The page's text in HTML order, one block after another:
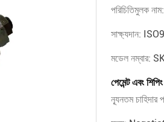
পরিচিতিমুলক নাম:
সাক্ষ্যদান:
মডেল নম্বার:
পেমেন্ট এবং
ন্যূনতম চাহিদার